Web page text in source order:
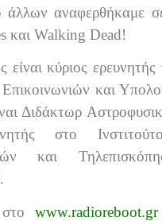
άλλων αναφερθήκαμε
και Walking Dead!
κύριος ερευνητής
και
Διδάκτωρ
στο
και
στο www.radioreboot.gr